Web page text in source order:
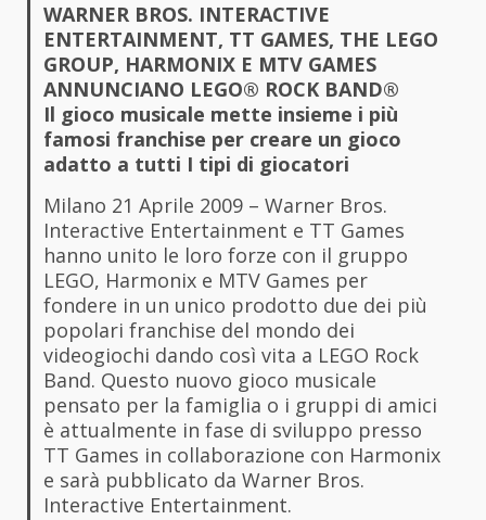
WARNER BROS. INTERACTIVE
ENTERTAINMENT, TT GAMES, THE LEGO
GROUP, HARMONIX E MTV GAMES
ANNUNCIANO LEGO® ROCK BAND®
Il gioco musicale mette insieme i più
famosi franchise per creare un gioco
adatto a tutti I tipi di giocatori
Milano 21 Aprile 2009 – Warner Bros.
Interactive Entertainment e TT Games
hanno unito le loro forze con il gruppo
LEGO, Harmonix e MTV Games per
fondere in un unico prodotto due dei più
popolari franchise del mondo dei
videogiochi dando così vita a LEGO Rock
Band. Questo nuovo gioco musicale
pensato per la famiglia o i gruppi di amici
è attualmente in fase di sviluppo presso
TT Games in collaborazione con Harmonix
e sarà pubblicato da Warner Bros.
Interactive Entertainment.